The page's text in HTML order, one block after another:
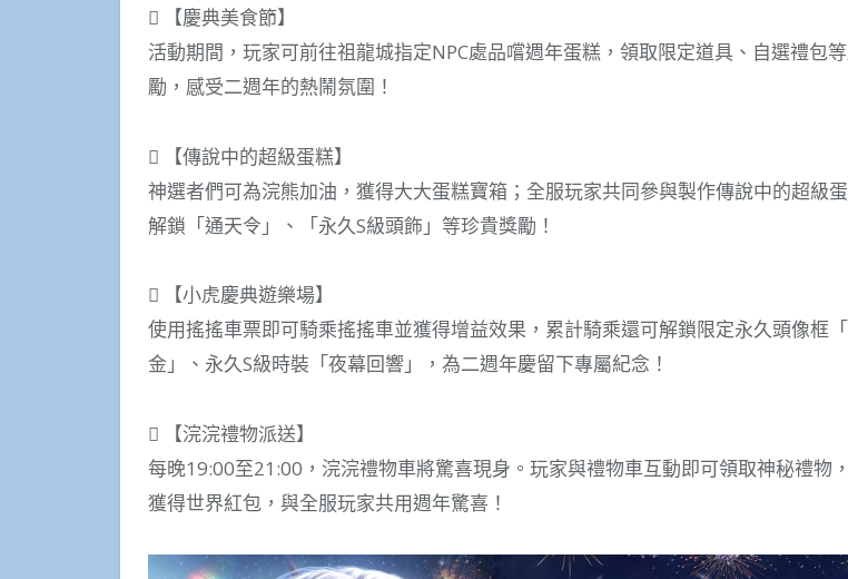
 【慶典美食節】
活動期間，玩家可前往祖龍城指定NPC處品嚐週年蛋糕，領取限定道具、自選禮包
勵，感受二週年的熱鬧氛圍！
 【傳說中的超級蛋糕】
神選者們可為浣熊加油，獲得大大蛋糕寶箱；全服玩家共同參與製作傳說中的超級
解鎖「通天令」、「永久S級頭飾」等珍貴獎勵！
 【小虎慶典遊樂場】
使用搖搖車票即可騎乘搖搖車並獲得增益效果，累計騎乘還可解鎖限定永久頭像框
金」、永久S級時裝「夜幕回響」，為二週年慶留下專屬紀念！
 【浣浣禮物派送】
每晚19:00至21:00，浣浣禮物車將驚喜現身。玩家與禮物車互動即可領取神秘禮物
獲得世界紅包，與全服玩家共用週年驚喜！